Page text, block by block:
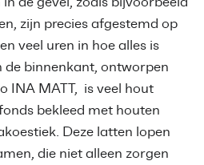
zijn precies afgestemd op
veel uren in hoe alles is
de binnenkant, ontworpen
INA MATT, is veel hout
bekleed met houten
Deze latten lopen
die niet alleen zorgen